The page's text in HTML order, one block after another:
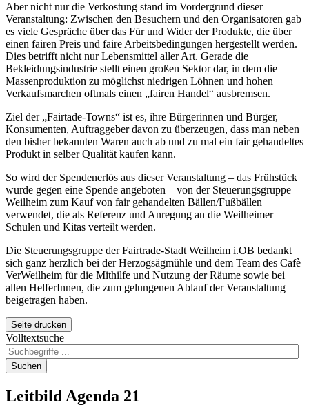
Aber nicht nur die Verkostung stand im Vordergrund dieser
Veranstaltung: Zwischen den Besuchern und den Organisatoren gab
es viele Gespräche über das Für und Wider der Produkte, die über
einen fairen Preis und faire Arbeitsbedingungen hergestellt werden.
Dies betrifft nicht nur Lebensmittel aller Art. Gerade die
Bekleidungsindustrie stellt einen großen Sektor dar, in dem die
Massenproduktion zu möglichst niedrigen Löhnen und hohen
Verkaufsmarchen oftmals einen „fairen Handel“ ausbremsen.
Ziel der „Fairtade-Towns“ ist es, ihre Bürgerinnen und Bürger,
Konsumenten, Auftraggeber davon zu überzeugen, dass man neben
den bisher bekannten Waren auch ab und zu mal ein fair gehandeltes
Produkt in selber Qualität kaufen kann.
So wird der Spendenerlös aus dieser Veranstaltung – das Frühstück
wurde gegen eine Spende angeboten – von der Steuerungsgruppe
Weilheim zum Kauf von fair gehandelten Bällen/Fußbällen
verwendet, die als Referenz und Anregung an die Weilheimer
Schulen und Kitas verteilt werden.
Die Steuerungsgruppe der Fairtrade-Stadt Weilheim i.OB bedankt
sich ganz herzlich bei der Herzogsägmühle und dem Team des Cafè
VerWeilheim für die Mithilfe und Nutzung der Räume sowie bei
allen HelferInnen, die zum gelungenen Ablauf der Veranstaltung
beigetragen haben.
Seite drucken
Volltextsuche
Suchen
Leitbild Agenda 21